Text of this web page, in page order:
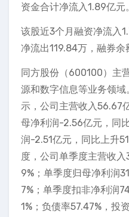
资金合计净流入1.89亿元。
该股近3个月融资净流入
净流出119.84万，融券余
同方股份（600100）主
源和数字信息等业务领
示，公司主营收入56.67
母净利润-2.56亿元，同
润-2.51亿元，同比上升
度，公司单季度主营收
9%；单季度归母净利润
7%；单季度扣非净利润
1%；负债率57.47%，投